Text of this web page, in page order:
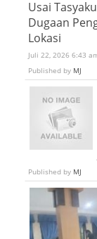
Usai
Dugaan
Lokasi
Juli 22, 2026 6:43
Published by MJ
Published by MJ